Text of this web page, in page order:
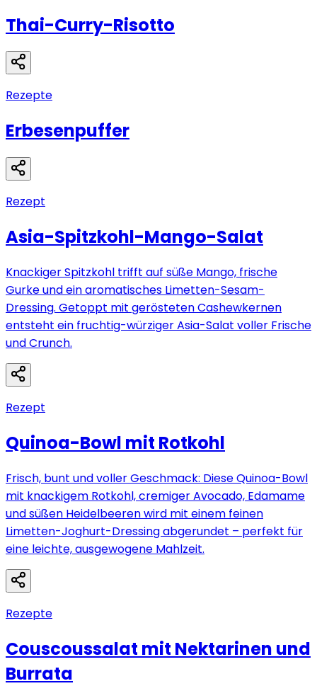
Thai-Curry-Risotto
Rezepte
Erbesenpuffer
Rezept
Asia-Spitzkohl-Mango-Salat
Knackiger Spitzkohl trifft auf süße Mango, frische
Gurke und ein aromatisches Limetten-Sesam-
Dressing. Getoppt mit gerösteten Cashewkernen
entsteht ein fruchtig-würziger Asia-Salat voller Frische
und Crunch.
Rezept
Quinoa-Bowl mit Rotkohl
Frisch, bunt und voller Geschmack: Diese Quinoa-Bowl
mit knackigem Rotkohl, cremiger Avocado, Edamame
und süßen Heidelbeeren wird mit einem feinen
Limetten-Joghurt-Dressing abgerundet – perfekt für
eine leichte, ausgewogene Mahlzeit.
Rezepte
Couscoussalat mit Nektarinen und
Burrata